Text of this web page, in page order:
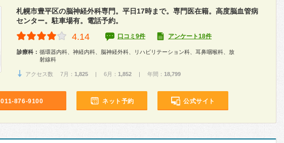
札幌市豊平区の脳神経外科専門。平日17時まで。専門医在籍。高度脳血管病
センター。駐車場有。電話予約。
4.14 口コミ9件 アンケート18件
診療科： 循環器内科、神経内科、脳神経外科、リハビリテーション科、耳鼻咽喉科、放
射線科
アクセス数 7月： 1,825 | 6月： 1,852 | 年間： 18,799
011-876-9100 ネット予約 公式サイト